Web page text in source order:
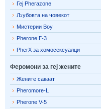
Геј Pherazone
Љубовта на човекот
Мистерии Boy
Pherone Г-3
PherX за хомосексуалци
Феромони за геј жените
Жените сакаат
Pheromore-L
Pherone V-5